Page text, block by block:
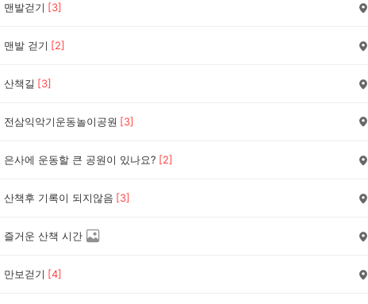
맨발걷기 [3]
맨발 걷기 [2]
산책길 [3]
전삼익악기운동놀이공원 [3]
은사에 운동할 큰 공원이 있나요? [2]
산책후 기록이 되지않음 [3]
즐거운 산책 시간
만보걷기 [4]